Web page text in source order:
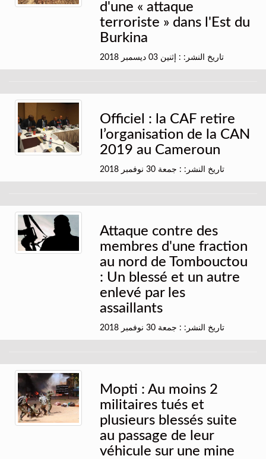
d'une « attaque
terroriste » dans l'Est du
Burkina
تاريخ النشر: : إثنين 03 ديسمبر 2018
Officiel : la CAF retire
l’organisation de la CAN
2019 au Cameroun
تاريخ النشر: : جمعة 30 نوفمبر 2018
Attaque contre des
membres d'une fraction
au nord de Tombouctou
: Un blessé et un autre
enlevé par les
assaillants
تاريخ النشر: : جمعة 30 نوفمبر 2018
Mopti : Au moins 2
militaires tués et
plusieurs blessés suite
au passage de leur
véhicule sur une mine